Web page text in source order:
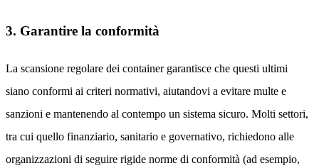
3. Garantire la conformità
La scansione regolare dei container garantisce che questi ultimi
siano conformi ai criteri normativi, aiutandovi a evitare multe e
sanzioni e mantenendo al contempo un sistema sicuro. Molti settori,
tra cui quello finanziario, sanitario e governativo, richiedono alle
organizzazioni di seguire rigide norme di conformità (ad esempio,